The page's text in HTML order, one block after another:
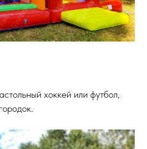
хоккей или футбол,